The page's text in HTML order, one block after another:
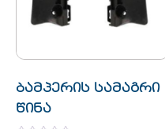
ბამპერის სამაგრი
წინა